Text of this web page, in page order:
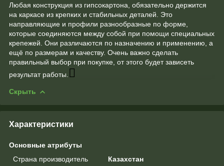
Любая конструкция из гипсокартона, обязательно держится
на каркасе из крепких и стабильных деталей. Это
направляющие и профили разнообразные по форме,
которые соединяются между собой при помощи специальных
крепежей. Они различаются по назначению и применению, а
ещё по размерам и качеству. Очень важно сделать
правильный выбор при покупке, от этого будет зависеть
результат работы.
Скрыть
Характеристики
Основные атрибуты
Страна производитель
Казахстан